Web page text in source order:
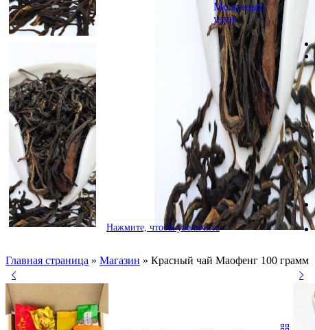
Молочный
улун
Нажмите, чтобы увеличить
Главная страница » Магазин » Красный чай Маофенг 100 грамм